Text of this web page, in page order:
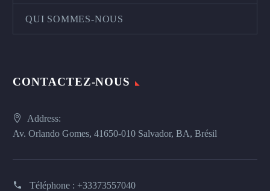
QUI SOMMES-NOUS
CONTACTEZ-NOUS
Address:
Av. Orlando Gomes, 41650-010 Salvador, BA, Brésil
Téléphone : +33373557040